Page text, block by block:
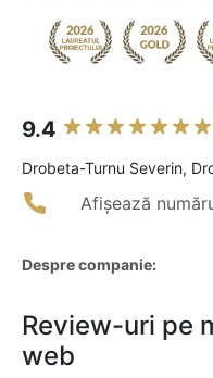
9.4
Drobeta-Turnu Severin,
Afișează
Despre companie:
Review-uri pe
web